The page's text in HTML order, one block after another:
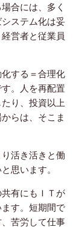
合には、多く
ステム化は妥
営者と従業員
する＝合理化
。人を再配置
り、投資以上
らは、そこま
活き活きと働
思います。
有にもＩＴが
す。短期間で
、苦労して仕事